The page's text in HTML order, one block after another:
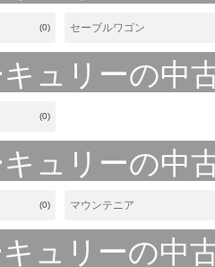
(0) セーブルワゴン
ュリーの中
(0)
ュリーの中
(0) マウンテニア
ュリーの中